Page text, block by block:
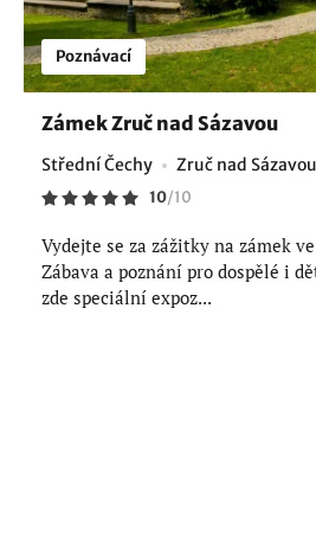
Poznávací
Zámek Zruč nad Sázavou
Střední Čechy Zruč nad Sázavou
10/10
Vydejte se za zážitky na zámek
Zábava a poznání pro dospělé i
zde speciální expoz...